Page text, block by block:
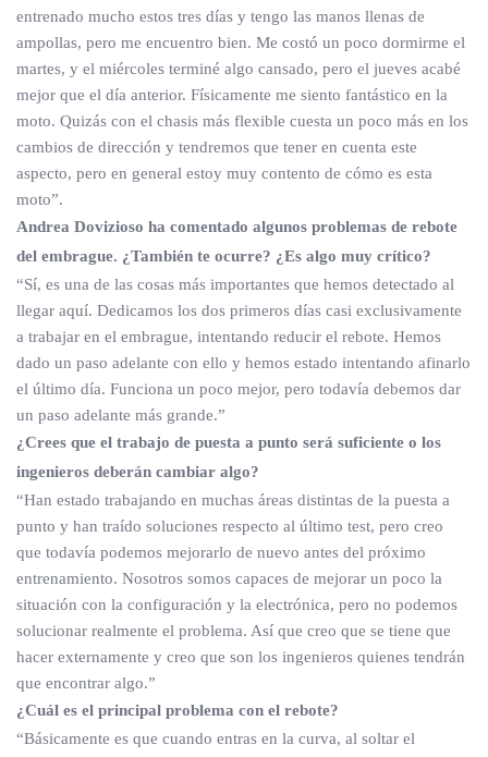
entrenado mucho estos tres días y tengo las manos llenas de
ampollas, pero me encuentro bien. Me costó un poco dormirme el
martes, y el miércoles terminé algo cansado, pero el jueves acabé
mejor que el día anterior. Físicamente me siento fantástico en la
moto. Quizás con el chasis más flexible cuesta un poco más en los
cambios de dirección y tendremos que tener en cuenta este
aspecto, pero en general estoy muy contento de cómo es esta
moto”.
Andrea Dovizioso ha comentado algunos problemas de rebote
del embrague. ¿También te ocurre? ¿Es algo muy crítico?
“Sí, es una de las cosas más importantes que hemos detectado al
llegar aquí. Dedicamos los dos primeros días casi exclusivamente
a trabajar en el embrague, intentando reducir el rebote. Hemos
dado un paso adelante con ello y hemos estado intentando afinarlo
el último día. Funciona un poco mejor, pero todavía debemos dar
un paso adelante más grande.”
¿Crees que el trabajo de puesta a punto será suficiente o los
ingenieros deberán cambiar algo?
“Han estado trabajando en muchas áreas distintas de la puesta a
punto y han traído soluciones respecto al último test, pero creo
que todavía podemos mejorarlo de nuevo antes del próximo
entrenamiento. Nosotros somos capaces de mejorar un poco la
situación con la configuración y la electrónica, pero no podemos
solucionar realmente el problema. Así que creo que se tiene que
hacer externamente y creo que son los ingenieros quienes tendrán
que encontrar algo.”
¿Cuál es el principal problema con el rebote?
“Básicamente es que cuando entras en la curva, al soltar el